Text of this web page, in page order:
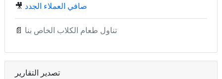
🎥 صافي العملاء الجدد
📄 تناول طعام الكلاب الخاص بنا
تصدير التقارير